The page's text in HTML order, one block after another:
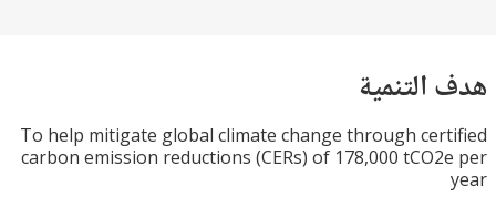
To help mitigate global climate change through
carbon emission reductions (CERs) of 178,000